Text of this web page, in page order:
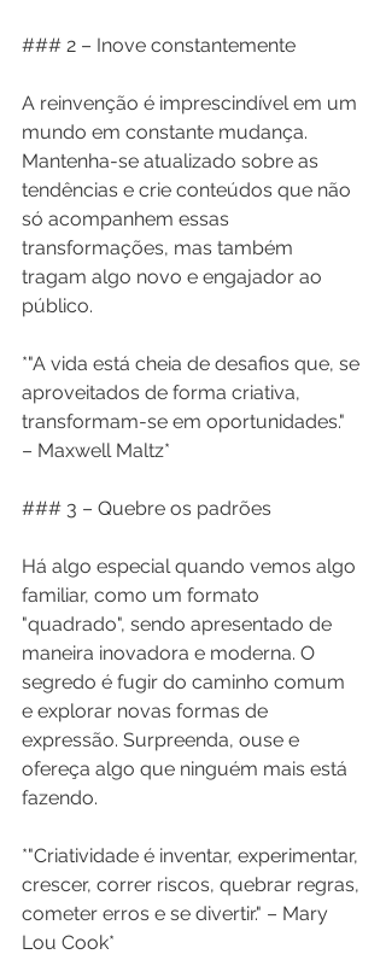
### 2 – Inove constantemente
A reinvenção é imprescindível em um
mundo em constante mudança.
Mantenha-se atualizado sobre as
tendências e crie conteúdos que não
só acompanhem essas
transformações, mas também
tragam algo novo e engajador ao
público.
*"A vida está cheia de desafios que, se
aproveitados de forma criativa,
transformam-se em oportunidades."
– Maxwell Maltz*
### 3 – Quebre os padrões
Há algo especial quando vemos algo
familiar, como um formato
"quadrado", sendo apresentado de
maneira inovadora e moderna. O
segredo é fugir do caminho comum
e explorar novas formas de
expressão. Surpreenda, ouse e
ofereça algo que ninguém mais está
fazendo.
*"Criatividade é inventar, experimentar,
crescer, correr riscos, quebrar regras,
cometer erros e se divertir." – Mary
Lou Cook*